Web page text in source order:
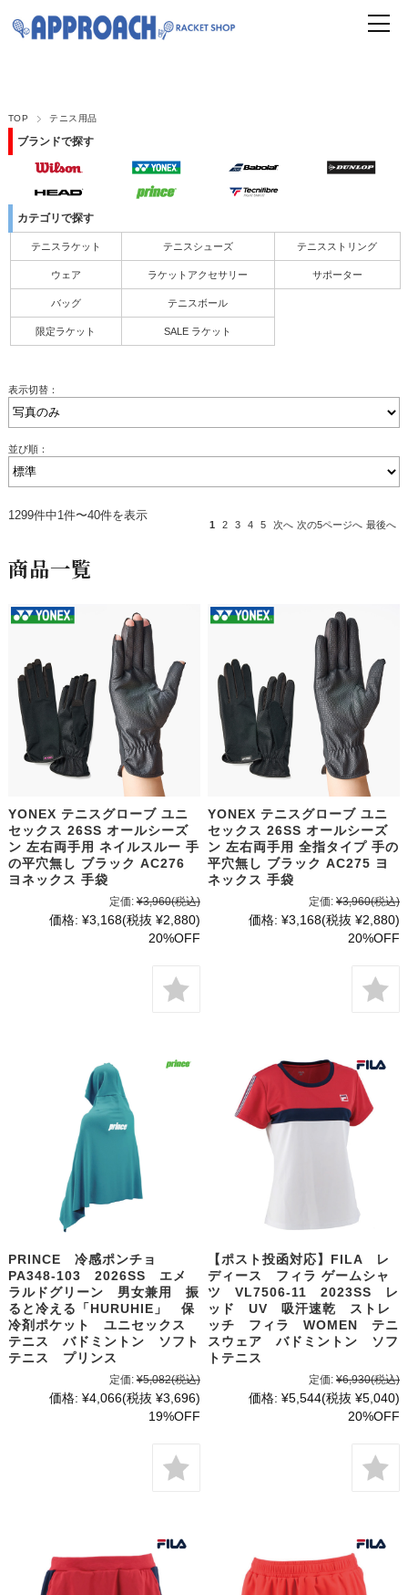
TOP テニス用品
ブランドで探す
カテゴリで探す
テニスラケット テニスシューズ テニスストリング
ウェア ラケットアクセサリー サポーター
バッグ テニスボール
限定ラケット SALE ラケット
表示切替：
並び順：
1299件中1件〜40件を表示
1 2 3 4 5 次へ 次の5ページへ 最後へ
商品一覧
YONEX テニスグローブ ユニ
セックス 26SS オールシーズ
ン 左右両手用 ネイルスルー 手
の平穴無し ブラック AC276
ヨネックス 手袋
定価: ¥3,960(税込)
価格: ¥3,168(税抜 ¥2,880)
20%OFF
YONEX テニスグローブ ユニ
セックス 26SS オールシーズ
ン 左右両手用 全指タイプ 手の
平穴無し ブラック AC275 ヨ
ネックス 手袋
定価: ¥3,960(税込)
価格: ¥3,168(税抜 ¥2,880)
20%OFF
PRINCE 冷感ポンチョ
PA348-103 2026SS エメ
ラルドグリーン 男女兼用 振
ると冷える「HURUHIE」 保
冷剤ポケット ユニセックス
テニス バドミントン ソフト
テニス プリンス
定価: ¥5,082(税込)
価格: ¥4,066(税抜 ¥3,696)
19%OFF
【ポスト投函対応】FILA レ
ディース フィラ ゲームシャ
ツ VL7506-11 2023SS レ
ッド UV 吸汗速乾 ストレ
ッチ フィラ WOMEN テニ
スウェア バドミントン ソフ
トテニス
定価: ¥6,930(税込)
価格: ¥5,544(税抜 ¥5,040)
20%OFF